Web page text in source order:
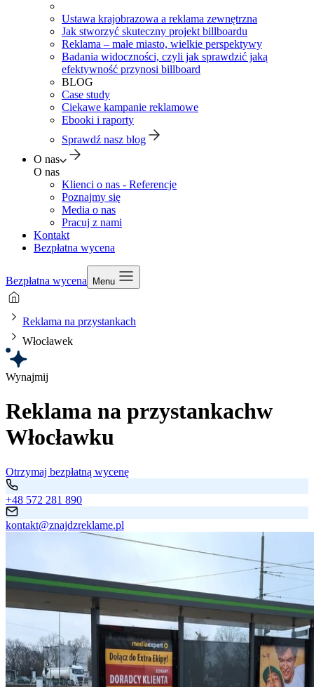
Ustawa krajobrazowa a reklama zewnętrzna
Jak stworzyć skuteczny projekt billboardu
Reklama – małe miasto, wielkie perspektywy
Badania widoczności, czyli jak sprawdzić jaką
efektywność przynosi billboard
BLOG
Case study
Ciekawe kampanie reklamowe
Ebooki i raporty
Sprawdź nasz blog
O nas
O nas
Klienci o nas - Referencje
Poznajmy się
Media o nas
Pracuj z nami
Kontakt
Bezpłatna wycena
Bezpłatna wycena Menu
Reklama na przystankach
Włocławek
Wynajmij
Reklama na przystankachw
Włocławku
Otrzymaj bezpłatną wycenę
+48 572 281 890
kontakt@znajdzreklame.pl